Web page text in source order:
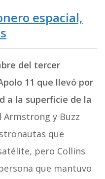
espacial,
del tercer
11 que llevó por
a la superficie de la
Armstrong y Buzz
que
pero Collins
que mantuvo